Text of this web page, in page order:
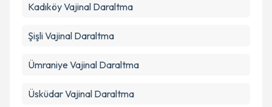
KadıköyVajinal Daraltma
ŞişliVajinal Daraltma
Ümraniye Vajinal Daraltma
ÜsküdarVajinal Daraltma